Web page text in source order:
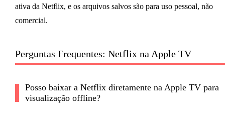
ativa da Netflix, e os arquivos salvos são para uso pessoal, não
comercial.
Perguntas Frequentes: Netflix na Apple TV
Posso baixar a Netflix diretamente na Apple TV para
visualização offline?